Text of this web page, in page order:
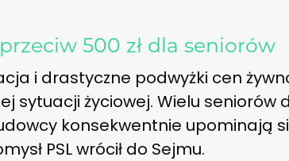
500 zł dla seniorów
i drastyczne podwyżki cen
sytuacji życiowej. Wielu seniorów
konsekwentnie upominają
PSL wrócił do Sejmu.